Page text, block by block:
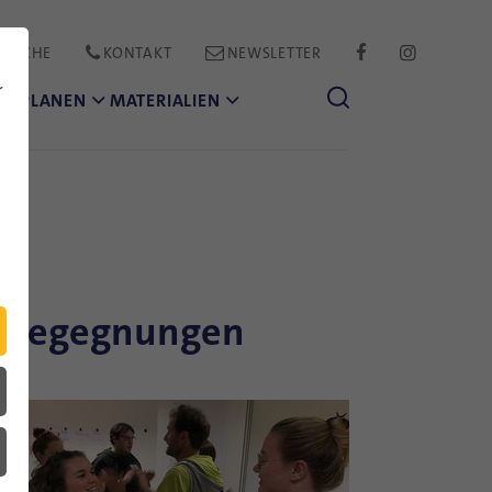
KONTAKT NEWSLETTER FACEBOOK
PLANEN MATERIALIEN